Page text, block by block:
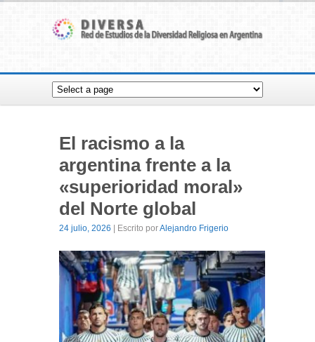
El racismo a la
argentina frente a la
«superioridad moral»
del Norte global
24 julio, 2026 | Escrito porAlejandro Frigerio